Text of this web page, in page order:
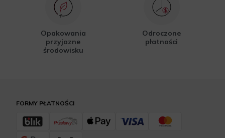
Opakowania
przyjazne
środowisku
Odroczone
płatności
FORMY PŁATNOŚCI